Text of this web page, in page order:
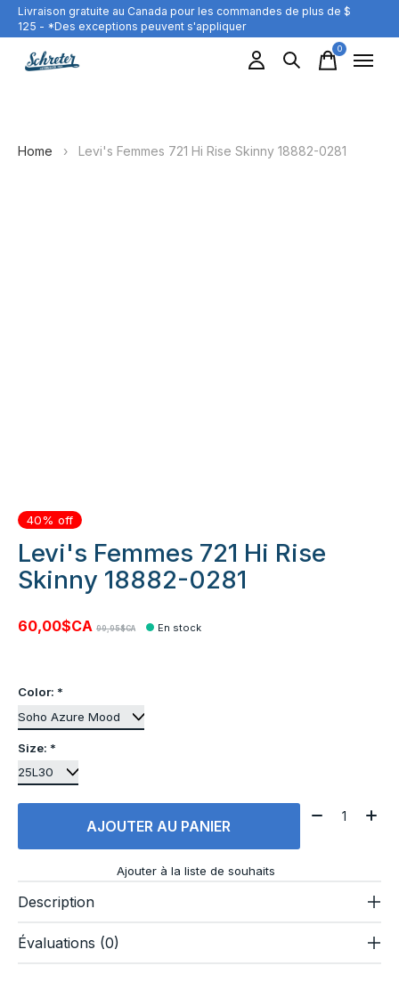
Livraison gratuite au Canada pour les commandes de plus de $
125 - *Des exceptions peuvent s'appliquer
0items
Home › Levi's Femmes 721 Hi Rise Skinny 18882-0281
40% off
Levi's Femmes 721 Hi Rise
Skinny 18882-0281
60,00$CA 99,95$CA En stock
Color: *
Size: *
AJOUTER AU PANIER
Quantité:
Ajouter à la liste de souhaits
Description
Évaluations (0)